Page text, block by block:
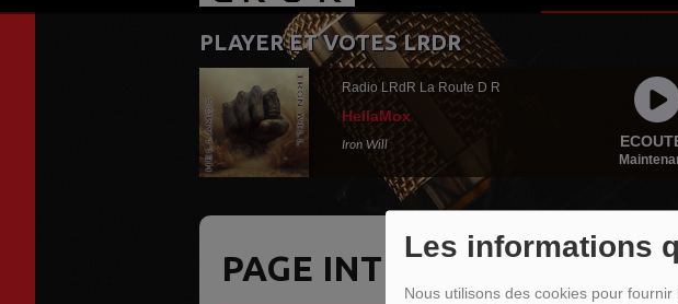
Les informations
Nous utilisons des cookies pour
PLAYER ET VOTES LRDR
Radio LRdR La Route D R
HellaMox
Iron Will
PAGE INTROUVABLE